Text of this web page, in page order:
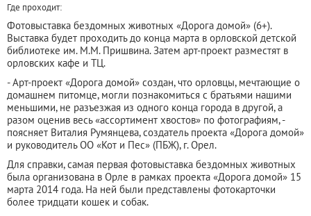
Где проходит:
Фотовыставка бездомных животных «Дорога домой» (6+).
Выставка будет проходить до конца марта в орловской детской
библиотеке им. М.М. Пришвина. Затем арт-проект разместят в
орловских кафе и ТЦ.
- Арт-проект «Дорога домой» создан, что орловцы, мечтающие о
домашнем питомце, могли познакомиться с братьями нашими
меньшими, не разъезжая из одного конца города в другой, а
разом оценив весь «ассортимент хвостов» по фотографиям, -
поясняет Виталия Румянцева, создатель проекта «Дорога домой»
и руководитель ОО «Кот и Пес» (ПБЖ), г. Орел.
Для справки, самая первая фотовыставка бездомных животных
была организована в Орле в рамках проекта «Дорога домой» 15
марта 2014 года. На ней были представлены фотокарточки
более тридцати кошек и собак.